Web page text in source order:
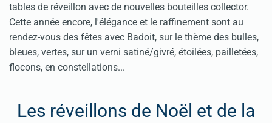
tables de réveillon avec de nouvelles bouteilles collector.
Cette année encore, l'élégance et le raffinement sont au
rendez-vous des fêtes avec Badoit, sur le thème des bulles,
bleues, vertes, sur un verni satiné/givré, étoilées, pailletées,
flocons, en constellations...
Les réveillons de Noël et de la